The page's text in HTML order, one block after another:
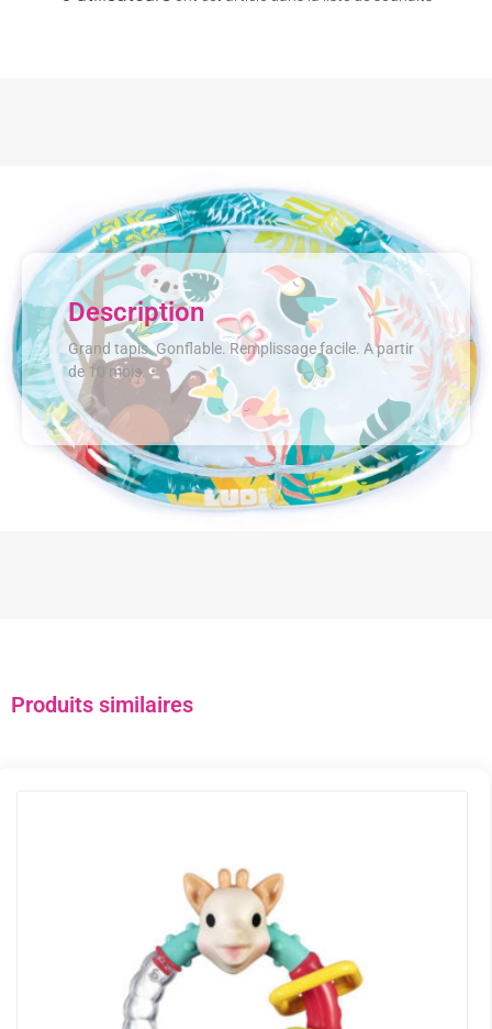
Description
Grand tapis. Gonflable. Remplissage facile. A partir
de 10 mois.
Produits similaires